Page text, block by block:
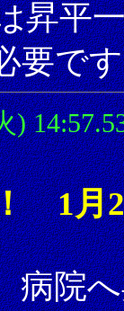
昇平
要で
)
1月
病院